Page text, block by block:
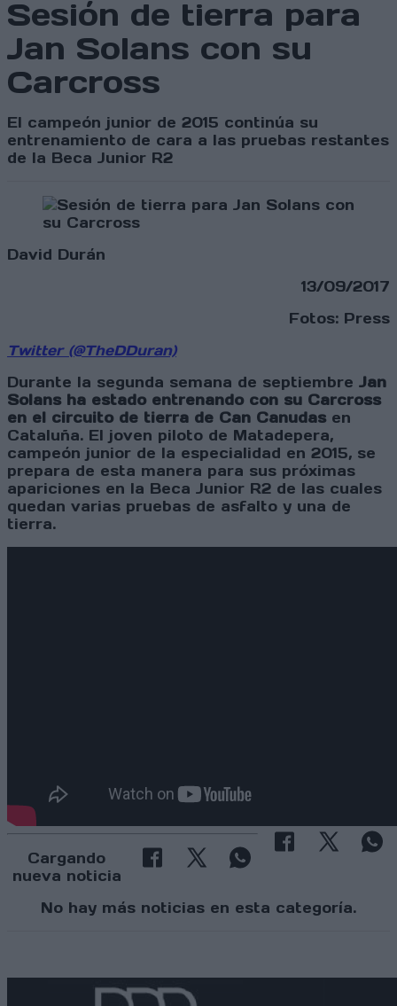
Sesión de tierra para
Jan Solans con su
Carcross
El campeón junior de 2015 continúa su
entrenamiento de cara a las pruebas restantes
de la Beca Junior R2
David Durán
13/09/2017
Fotos: Press
Twitter (@TheDDuran)
Durante la segunda semana de septiembre Jan
Solans ha estado entrenando con su Carcross
en el circuito de tierra de Can Canudas en
Cataluña. El joven piloto de Matadepera,
campeón junior de la especialidad en 2015, se
prepara de esta manera para sus próximas
apariciones en la Beca Junior R2 de las cuales
quedan varias pruebas de asfalto y una de
tierra.
Cargando
nueva noticia
No hay más noticias en esta categoría.